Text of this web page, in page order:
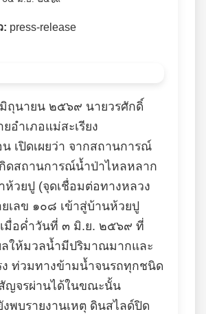
: press-release
ถุนายน ๒๕๖๙ นายวรศักดิ์
อำเภอแม่สะเรียง
เปิดเผยว่า จากสถานการณ์
ดสถานการณ์น้ำป่าไหลหลาก
ห้วยปู (จุดเชื่อมต่อทางหลวง
เลข ๑๐๘ เข้าสู่บ้านห้วยปู
เมื่อค่ำวันที่ ๓ มิ.ย. ๒๕๖๙ ที่
ลให้มวลน้ำมีปริมาณมากและ
ง ท่วมทางข้ามน้ำจนรถทุกชนิด
ญจรผ่านได้ในขณะนั้น
พบรายงานเหตุ ดินสไลด์ปิด